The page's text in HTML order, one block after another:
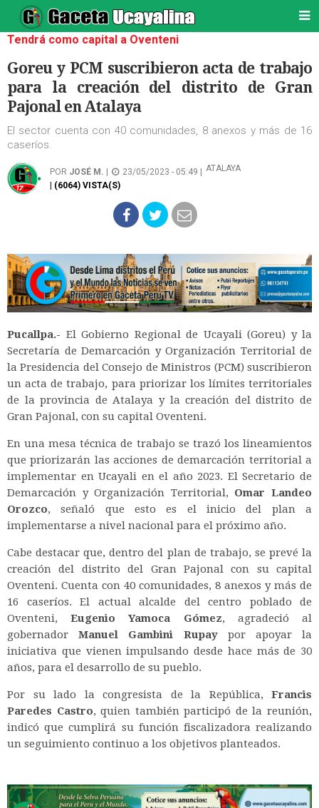
Tendrá como capital a Oventeni
Goreu y PCM suscribieron acta de trabajo
para la creación del distrito de Gran
Pajonal en Atalaya
El sector cuenta con 40 comunidades, 8 anexos y más de 16
caseríos.
POR JOSÉ M. 23/05/2023 - 05:49 |
ATALAYA
| (6064) VISTA(S)
Pucallpa.- El Gobierno Regional de Ucayali (Goreu) y la
Secretaría de Demarcación y Organización Territorial de
la Presidencia del Consejo de Ministros (PCM) suscribieron
un acta de trabajo, para priorizar los límites territoriales
de la provincia de Atalaya y la creación del distrito de
Gran Pajonal, con su capital Oventeni.
En una mesa técnica de trabajo se trazó los lineamientos
que priorizarán las acciones de demarcación territorial a
implementar en Ucayali en el año 2023. El Secretario de
Demarcación y Organización Territorial, Omar Landeo
Orozco, señaló que esto es el inicio del plan a
implementarse a nivel nacional para el próximo año.
Cabe destacar que, dentro del plan de trabajo, se prevé la
creación del distrito del Gran Pajonal con su capital
Oventeni. Cuenta con 40 comunidades, 8 anexos y más de
16 caseríos. El actual alcalde del centro poblado de
Oventeni,Eugenio Yamoca Gómez, agradeció al
gobernadorManuel Gambini Rupaypor apoyar la
iniciativa que vienen impulsando desde hace más de 30
años, para el desarrollo de su pueblo.
Por su lado la congresista de la República, Francis
Paredes Castro, quien también participó de la reunión,
indicó que cumplirá su función fiscalizadora realizando
un seguimiento continuo a los objetivos planteados.